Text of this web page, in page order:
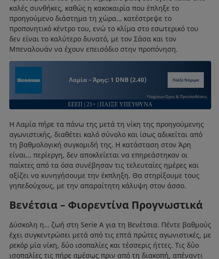
καλές συνθήκες, καθώς η κακοκαιρία που έπληξε το
προηγούμενο διάστημα τη χώρα… κατέστρεψε το
προπονητικό κέντρο του, ενώ το κλίμα στο εσωτερικό του
δεν είναι το καλύτερο δυνατό, με τον Σάσα και τον
Μπεναλουάν να έχουν επεισόδιο στην προπόνηση.
Λαμία – Άρης: 1 DNB (2.40) Παίξε Νόμιμα
*Ισχύουν Όροι & Προϋποθέσεις
ΕΕΕΠ | 21+ | ΠΑΙΞΕ ΥΠΕΥΘΥΝΑ
Η Λαμία πήρε τα πάνω της μετά τη νίκη της προηγούμενης
αγωνιστικής, διαθέτει καλό σύνολο και ίσως αδικείται από
τη βαθμολογική συγκομιδή της. Η κατάσταση στον Άρη
είναι… περίεργη, δεν αποκλείεται να επηρεάστηκαν οι
παίκτες από τα όσα συνέβησαν τις τελευταίες ημέρες και
αξίζει να κυνηγήσουμε την έκπληξη. Θα στηρίξουμε τους
γηπεδούχους, με την απαραίτητη κάλυψη στον άσσο.
Βενέτσια – Φιορεντίνα Προγνωστικά
Δύσκολη η… ζωή στη Serie A για τη Βενέτσια. Πέντε βαθμούς
έχει συγκεντρώσει μετά από τις επτά πρώτες αγωνιστικές, με
ρεκόρ μία νίκη, δύο ισοπαλίες και τέσσερις ήττες. Τις δύο
ισοπαλίες τις πήρε αμέσως πριν από τη διακοπή, απέναντι